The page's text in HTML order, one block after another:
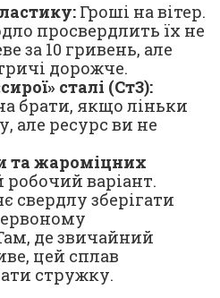
Гроші на вітер.
просвердлить їх не
за 10 гривень, але
дорожче.
сталі (Ст3):
брати, якщо ліньки
але ресурс ви не
та жароміцних
варіант.
свердлу зберігати
де звичайний
цей сплав
стружку.